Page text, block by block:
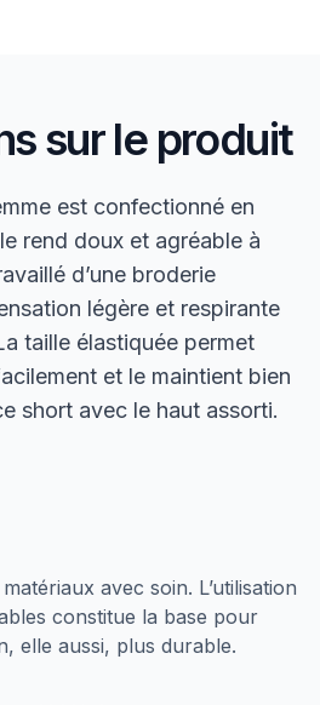
sur le produit
est confectionné en
rend doux et agréable à
d’une broderie
légère et respirante
taille élastiquée permet
et le maintient bien
short avec le haut assorti.
avec soin. L’utilisation
constitue la base pour
elle aussi, plus durable.